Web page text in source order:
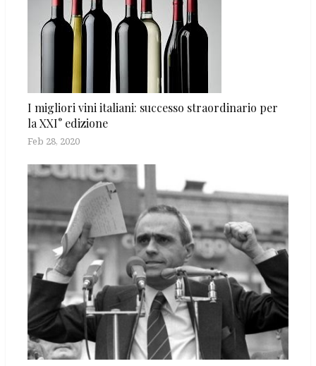
I migliori vini italiani: successo straordinario per
la XXI° edizione
Feb 28, 2020